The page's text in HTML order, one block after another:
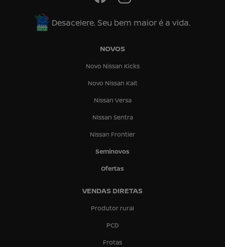
Desacelere. Seu bem maior é a vida.
NOVOS
Novo Nissan Kicks
Novo Nissan Kait
Nissan Versa
Nissan Sentra
Nissan Frontier
Seminovos
Ofertas
VENDAS DIRETAS
Produtor rural
PCD
Frotas